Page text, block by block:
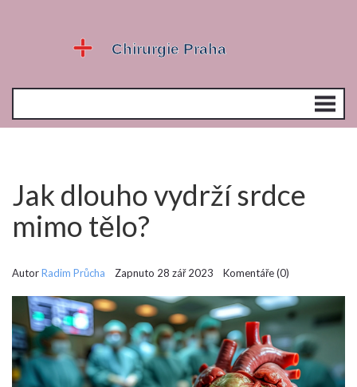
Jak dlouho vydrží srdce
mimo tělo?
AutorRadim Průcha Zapnuto 28 zář 2023 Komentáře (0)